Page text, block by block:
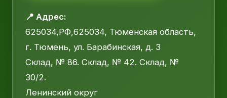
📍 Адрес:
625034,РФ,625034, Тюменская область,
г. Тюмень, ул. Барабинская, д. 3
Склад, № 86. Склад, № 42. Склад, №
30/2.
Ленинский округ